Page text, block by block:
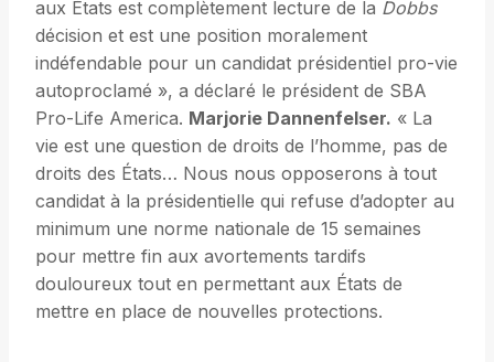
aux États est complètement lecture de la Dobbs
décision et est une position moralement
indéfendable pour un candidat présidentiel pro-vie
autoproclamé », a déclaré le président de SBA
Pro-Life America. Marjorie Dannenfelser. « La
vie est une question de droits de l’homme, pas de
droits des États… Nous nous opposerons à tout
candidat à la présidentielle qui refuse d’adopter au
minimum une norme nationale de 15 semaines
pour mettre fin aux avortements tardifs
douloureux tout en permettant aux États de
mettre en place de nouvelles protections.